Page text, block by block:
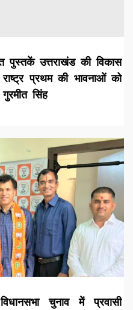
पुस्तकें उत्तराखंड की विकास
प्रथम की भावनाओं को
सिंह
चुनाव में प्रवासी